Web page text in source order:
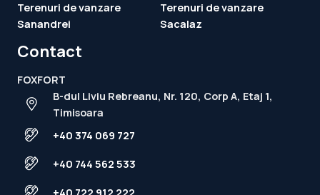
Terenuri de vanzare
Sanandrei
Terenuri de vanzare
Sacalaz
Contact
FOXFORT
B-dul Liviu Rebreanu, Nr. 120, Corp A, Etaj 1,
Timisoara
+40 374 069 727
+40 744 562 533